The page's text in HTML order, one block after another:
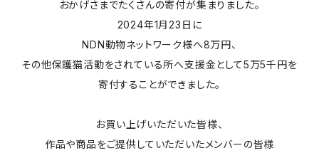
おかげさまでたくさんの寄付が集まりました。
2024年1月23日に
NDN動物ネットワーク様へ8万円、
その他保護猫活動をされている所へ支援金として5万5千円を
寄付することができました。
お買い上げいただいた皆様、
作品や商品をご提供していただいたメンバーの皆様